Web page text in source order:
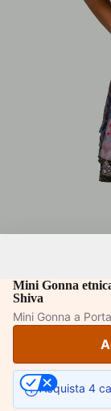
Mini Gonna
Shiva
Mini Gonna a
Acquista 4